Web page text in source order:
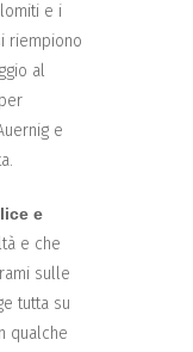
e i
riempiono
al
e
e
e che
sulle
tutta su
qualche